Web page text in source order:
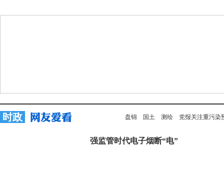
时政 盘锦 国土 测绘 党报关注重污染
强监管时代电子烟断“电”